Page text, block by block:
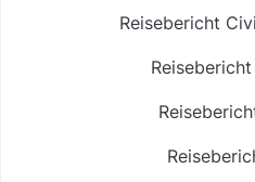
Reisebericht